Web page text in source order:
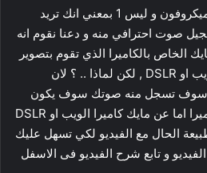
فى البداية انت تحتاج الى 2 ميكروفون و ليس 1 بمعني انك تريد
صوت احترافي منه و دعنا نقوم انه
الخاص بالكاميرا الذي تقوم بتصوير
نفسك منها اذا كانت كاميرا ويب او DSLR , لكن لماذا .. ؟ لان
سوف تسجل منه صوتك سوف يكون
منفصل بشكل كامل عن الكاميرا اما عن مايك كاميرا الويب او DSLR
الحال مع الفيديو لكي تسهل عليك
و تابع شرح الفيديو فى الاسفل